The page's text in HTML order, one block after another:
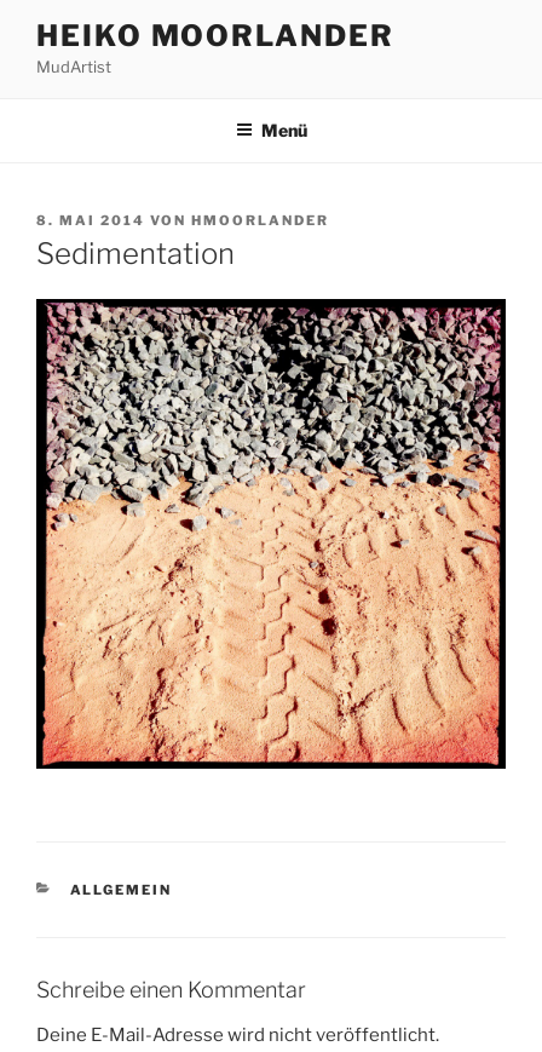
Inhalt
springen
HEIKO MOORLANDER
MudArtist
Menü
VERÖFFENTLICHT
AM
8. MAI 2014 VON HMOORLANDER
Sedimentation
KATEGORIEN
ALLGEMEIN
Schreibe einen Kommentar
Deine E-Mail-Adresse wird nicht veröffentlicht.